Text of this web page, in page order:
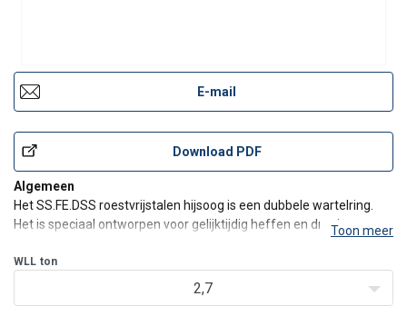
E-mail
Download PDF
Algemeen
Het SS.FE.DSS roestvrijstalen hijsoog is een dubbele wartelring.
Het is speciaal ontworpen voor gelijktijdig heffen en draaien van
uitlijning met uw aanslagmiddel.
Toon meer
WLL ton
2,7